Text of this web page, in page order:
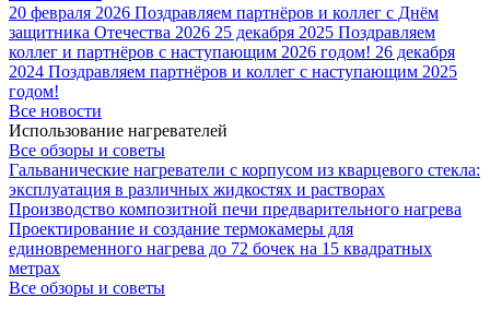
20 февраля 2026 Поздравляем партнёров и коллег с Днём
защитника Отечества 2026 25 декабря 2025 Поздравляем
коллег и партнёров с наступающим 2026 годом! 26 декабря
2024 Поздравляем партнёров и коллег с наступающим 2025
годом!
Все новости
Использование нагревателей
Все обзоры и советы
Гальванические нагреватели с корпусом из кварцевого стекла:
эксплуатация в различных жидкостях и растворах
Производство композитной печи предварительного нагрева
Проектирование и создание термокамеры для
единовременного нагрева до 72 бочек на 15 квадратных
метрах
Все обзоры и советы